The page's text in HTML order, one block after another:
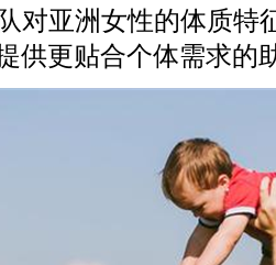
对亚洲女性的体质特
供更贴合个体需求的